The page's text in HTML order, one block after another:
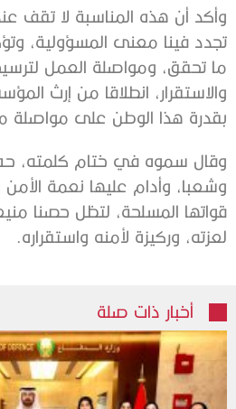
وأكد أن هذه المناسبة لا تقف
تجدد فينا معنى المسؤولية،
ما تحقق، ومواصلة العمل
والاستقرار، انطلاقا من إرث
بقدرة هذا الوطن على مواصلة
وقال سموه في ختام كلمته، حفظ
وشعبا، وأدام عليها نعمة الأمن
قواتها المسلحة، لتظل حصنا
لعزته، وركيزة لأمنه واستقراره.
أخبار ذات صلة